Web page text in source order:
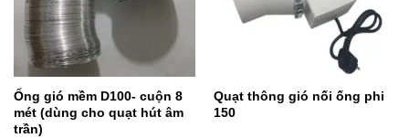
Ống gió mềm D100- cuộn 8
mét (dùng cho quạt hút âm
trần)
Quạt thông gió nối ống phi
150